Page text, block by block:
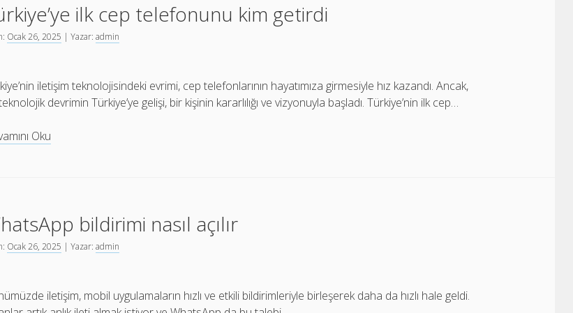
ilk cep telefonunu kim getirdi
Ocak 26, 2025 | Yazar:admin
iletişim teknolojisindeki evrimi, cep telefonlarının hayatımıza girmesiyle hız kazandı. Ancak,
devrimin Türkiye’ye gelişi, bir kişinin kararlılığı ve vizyonuyla başladı. Türkiye’nin ilk cep…
Oku
getirdibildirimi nasıl açılır
Ocak 26, 2025 | Yazar:admin
iletişim, mobil uygulamaların hızlı ve etkili bildirimleriyle birleşerek daha da hızlı hale geldi.